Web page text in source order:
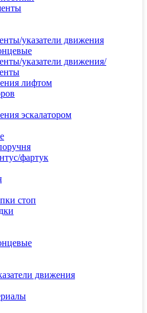
указатели движения
указатели движения/
лифтом
эскалатором
фартук
стоп
движения